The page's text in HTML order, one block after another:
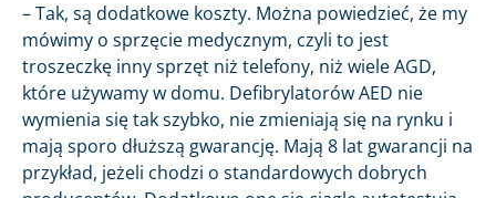
– Tak, są dodatkowe koszty. Można powiedzieć, że my
mówimy o sprzęcie medycznym, czyli to jest
troszeczkę inny sprzęt niż telefony, niż wiele AGD,
które używamy w domu. Defibrylatorów AED nie
wymienia się tak szybko, nie zmieniają się na rynku i
mają sporo dłuższą gwarancję. Mają 8 lat gwarancji na
przykład, jeżeli chodzi o standardowych dobrych